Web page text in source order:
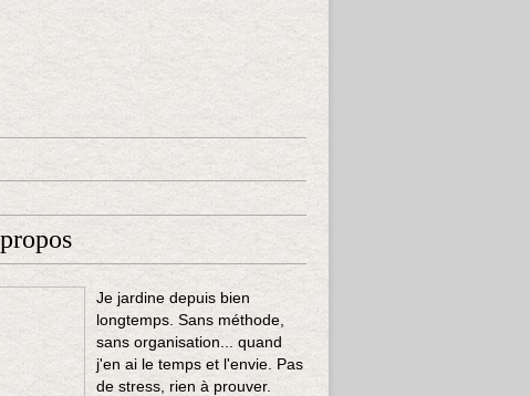
Je jardine depuis bien
longtemps. Sans méthode,
sans organisation... quand
j'en ai le temps et l'envie. Pas
de stress, rien à prouver.